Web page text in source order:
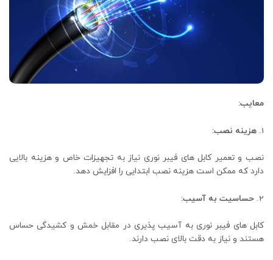
معایب:
هزینه نصب:
نصب و تعمیر کابل ‌های فیبر نوری نیاز به تجهیزات خاص و هزینه بالایی
دارد که ممکن است هزینه نصب ابتدایی را افزایش دهد.
حساسیت به آسیب:
کابل‌ های فیبر نوری به آسیب ‌پذیری در مقابل خمش و کشیدگی حساس
هستند و نیاز به دقت بالای نصب دارند.